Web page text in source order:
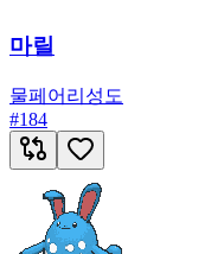
마릴
물페어리 성도
#184